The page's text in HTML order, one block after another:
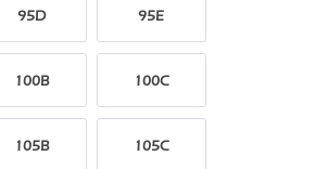
95D 95E
100B 100C
105B 105C